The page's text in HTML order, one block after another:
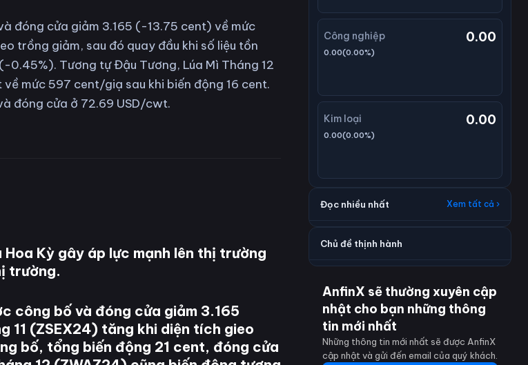
đóng cửa giảm 3.165 (-13.75 cent) về mức
trồng giảm, sau đó quay đầu khi số liệu tồn
0.45%). Tương tự Đậu Tương, Lúa Mì Tháng 12
mức 597 cent/giạ sau khi biến động 16 cent.
đóng cửa ở 72.69 USD/cwt.
Kỳ gây áp lực mạnh lên thị trường
trường.
công bố và đóng cửa giảm 3.165
(ZSEX24) tăng khi diện tích gieo
bố, tổng biến động 21 cent, đóng cửa
Công nghiệp 0.00
0.00(0.00%)
Kim loại 0.00
0.00(0.00%)
Đọc nhiều nhất Xem tất cả ›
Chủ đề thịnh hành
AnfinX sẽ thường xuyên cập
nhật cho bạn những thông
tin mới nhất
Những thông tin mới nhất sẽ được AnfinX
cập nhật và gửi đến email của quý khách.